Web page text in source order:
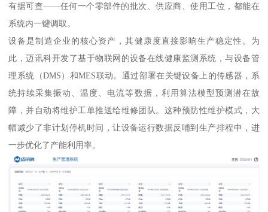
有据可查——任何一个零部件的批次、供应商、使用工位，都能在
系统内一键调取。
设备是制造企业的核心资产，其健康度直接影响生产稳定性。为
此，迈讯科开发了基于物联网的设备在线健康监测系统，与设备管
理系统（DMS）和MES联动。通过部署在关键设备上的传感器，系
统持续采集振动、温度、电流等数据，利用算法模型预测潜在故
障，并自动将维护工单推送给维修团队。这种预防性维护模式，大
幅减少了非计划停机时间，让设备运行数据反哺到生产排程中，进
一步优化了产能利用率。